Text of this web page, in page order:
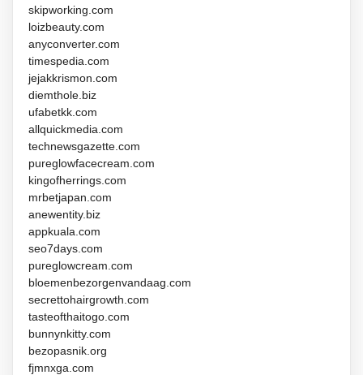
skipworking.com
loizbeauty.com
anyconverter.com
timespedia.com
jejakkrismon.com
diemthole.biz
ufabetkk.com
allquickmedia.com
technewsgazette.com
pureglowfacecream.com
kingofherrings.com
mrbetjapan.com
anewentity.biz
appkuala.com
seo7days.com
pureglowcream.com
bloemenbezorgenvandaag.com
secrettohairgrowth.com
tasteofthaitogo.com
bunnynkitty.com
bezopasnik.org
fjmnxga.com